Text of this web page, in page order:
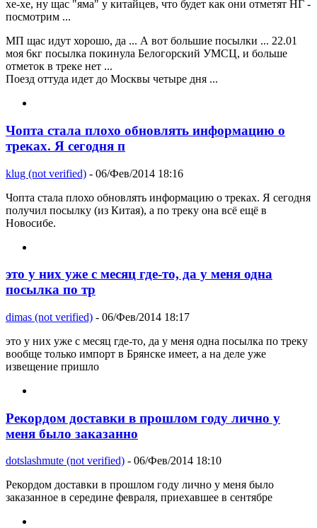
хе-хе, ну щас "яма" у китайцев, что будет как они отметят НГ -
посмотрим ...
МП щас идут хорошо, да ... А вот большие посылки ... 22.01
моя 6кг посылка покинула Белогорский УМСЦ, и больше
отметок в треке нет ...
Поезд оттуда идет до Москвы четыре дня ...
Чопта стала плохо обновлять информацию о
треках. Я сегодня п
klug (not verified) - 06/Фев/2014 18:16
Чопта стала плохо обновлять информацию о треках. Я сегодня
получил посылку (из Китая), а по треку она всё ещё в
Новосибе.
это у них уже с месяц где-то, да у меня одна
посылка по тр
dimas (not verified) - 06/Фев/2014 18:17
это у них уже с месяц где-то, да у меня одна посылка по треку
вообще только импорт в Брянске имеет, а на деле уже
извещение пришло
Рекордом доставки в прошлом году лично у
меня было заказанно
dotslashmute (not verified) - 06/Фев/2014 18:10
Рекордом доставки в прошлом году лично у меня было
заказанное в середине февраля, приехавшее в сентябре